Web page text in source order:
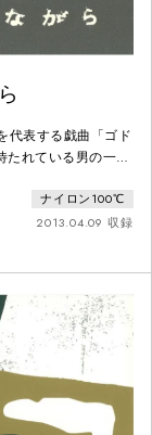
代表する戯曲「ゴド
たれている男の一人
以上にわたり大倉を
した。 本作品にゴ
ナイロン100℃
2013.04.09 収録